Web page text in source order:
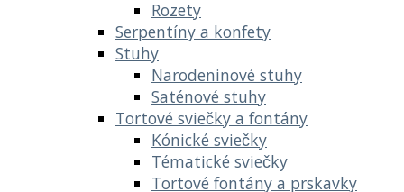
Rozety
Serpentíny a konfety
Stuhy
Narodeninové stuhy
Saténové stuhy
Tortové sviečky a fontány
Kónické sviečky
Tématické sviečky
Tortové fontány a prskavky